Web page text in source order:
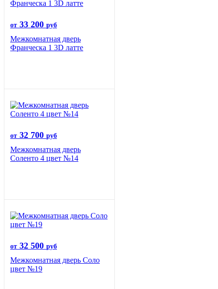
от 33 200 руб
Межкомнатная дверь
Франческа 1 3D латте
от 32 700 руб
Межкомнатная дверь
Соленто 4 цвет №14
от 32 500 руб
Межкомнатная дверь Соло
цвет №19